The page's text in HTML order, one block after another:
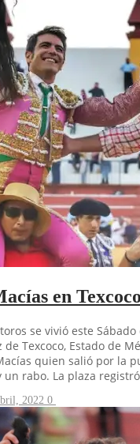
en Texcoco
se vivió este
de Texcoco, Estado de
quien salió por la
un rabo. La plaza
2022 0